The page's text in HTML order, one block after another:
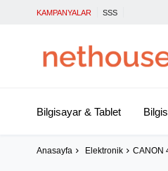
KAMPANYALAR SSS
Bilgisayar & Tablet
Anasayfa Elektronik CANON